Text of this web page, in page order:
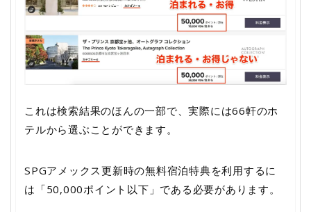
これは検索結果のほんの一部で、実際には66軒のホ
テルから選ぶことができます。
SPGアメックス更新時の無料宿泊特典を利用するに
は「50,000ポイント以下」である必要があります。